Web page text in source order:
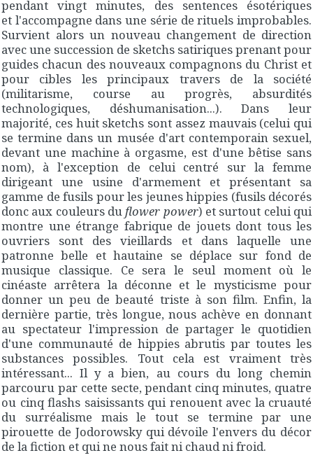
pendant vingt minutes, des sentences ésotériques
et l'accompagne dans une série de rituels improbables.
Survient alors un nouveau changement de direction
avec une succession de sketchs satiriques prenant pour
guides chacun des nouveaux compagnons du Christ et
pour cibles les principaux travers de la société
(militarisme, course au progrès, absurdités
technologiques, déshumanisation...). Dans leur
majorité, ces huit sketchs sont assez mauvais (celui qui
se termine dans un musée d'art contemporain sexuel,
devant une machine à orgasme, est d'une bêtise sans
nom), à l'exception de celui centré sur la femme
dirigeant une usine d'armement et présentant sa
gamme de fusils pour les jeunes hippies (fusils décorés
donc aux couleurs duflower power) et surtout celui qui
montre une étrange fabrique de jouets dont tous les
ouvriers sont des vieillards et dans laquelle une
patronne belle et hautaine se déplace sur fond de
musique classique. Ce sera le seul moment où le
cinéaste arrêtera la déconne et le mysticisme pour
donner un peu de beauté triste à son film. Enfin, la
dernière partie, très longue, nous achève en donnant
au spectateur l'impression de partager le quotidien
d'une communauté de hippies abrutis par toutes les
substances possibles. Tout cela est vraiment très
intéressant... Il y a bien, au cours du long chemin
parcouru par cette secte, pendant cinq minutes, quatre
ou cinq flashs saisissants qui renouent avec la cruauté
du surréalisme mais le tout se termine par une
pirouette de Jodorowsky qui dévoile l'envers du décor
de la fiction et qui ne nous fait ni chaud ni froid.